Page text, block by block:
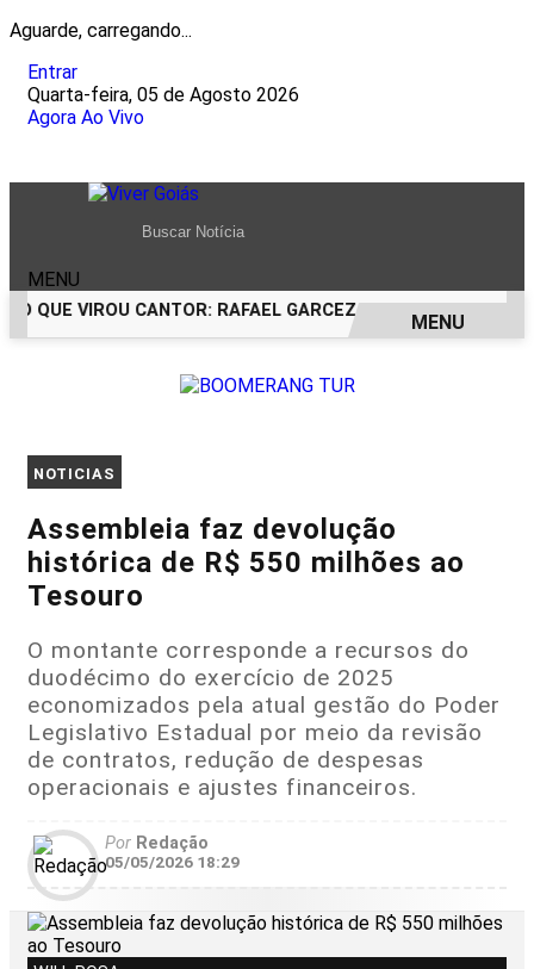
Aguarde, carregando...
Entrar
Quarta-feira, 05 de Agosto 2026
Agora Ao Vivo
MENU
QUE VIROU CANTOR: RAFAEL GARCEZ CELEBRA 24 ANOS
MENU
NOTICIAS
Assembleia faz devolução
histórica de R$ 550 milhões ao
Tesouro
O montante corresponde a recursos do
duodécimo do exercício de 2025
economizados pela atual gestão do Poder
Legislativo Estadual por meio da revisão
de contratos, redução de despesas
operacionais e ajustes financeiros.
Por Redação
05/05/2026 18:29